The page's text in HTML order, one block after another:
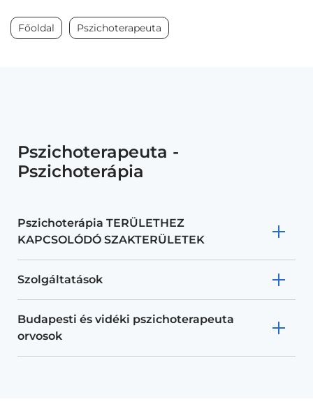
Főoldal Pszichoterapeuta
Pszichoterapeuta -
Pszichoterápia
Pszichoterápia TERÜLETHEZ
KAPCSOLÓDÓ SZAKTERÜLETEK
Szolgáltatások
Budapesti és vidéki pszichoterapeuta
orvosok